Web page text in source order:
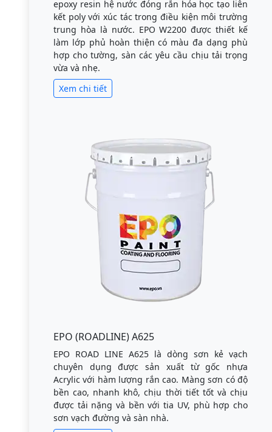
epoxy resin hệ nước đóng rắn hóa học tạo liên
kết poly với xúc tác trong điều kiện môi trường
trung hòa là nước. EPO W2200 được thiết kế
làm lớp phủ hoàn thiện có màu đa dạng phù
hợp cho tường, sàn các yêu cầu chịu tải trọng
vừa và nhẹ.
Xem chi tiết
EPO (ROADLINE) A625
EPO ROAD LINE A625 là dòng sơn kẻ vạch
chuyên dụng được sản xuất từ gốc nhựa
Acrylic với hàm lượng rắn cao. Màng sơn có độ
bền cao, nhanh khô, chịu thời tiết tốt và chịu
được tải nặng và bền với tia UV, phù hợp cho
sơn vạch đường và sàn nhà.